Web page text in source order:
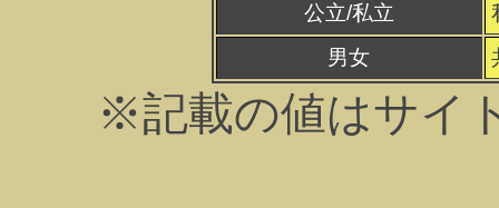
公立/私立
男女
※記載の値はサイ